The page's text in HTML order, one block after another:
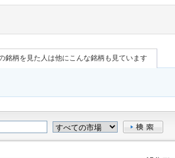
銘柄を見た人は他にこんな銘柄も見ています